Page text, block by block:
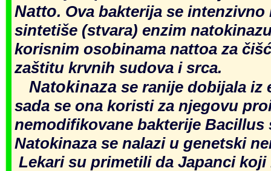
Natto. Ova bakterija se intenzivno
sintetiše (stvara) enzim
korisnim osobinama nattoa za
zaštitu krvnih sudova i srca.
Natokinaza se ranije dobijala iz
sada se ona koristi za njegovu
nemodifikovane bakterije Bacillus
Natokinaza se nalazi u genetski
Lekari su primetili da Japanci